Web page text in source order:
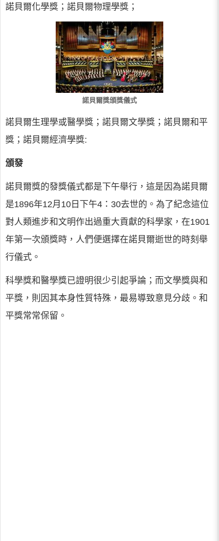
諾貝爾化學獎；諾貝爾物理學獎；
諾貝爾獎頒獎儀式
諾貝爾生理學或醫學獎；諾貝爾文學獎；諾貝爾和平
獎；諾貝爾經濟學獎:
頒發
諾貝爾獎的發獎儀式都是下午舉行，這是因為諾貝爾
是1896年12月10日下午4：30去世的。為了紀念這位
對人類進步和文明作出過重大貢獻的科學家，在1901
年第一次頒獎時，人們便選擇在諾貝爾逝世的時刻舉
行儀式。
科學獎和醫學獎已證明很少引起爭論；而文學獎與和
平獎，則因其本身性質特殊，最易導致意見分歧。和
平獎常常保留。